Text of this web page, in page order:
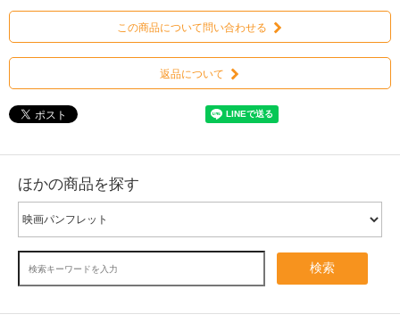
この商品について問い合わせる
返品について
ほかの商品を探す
検索